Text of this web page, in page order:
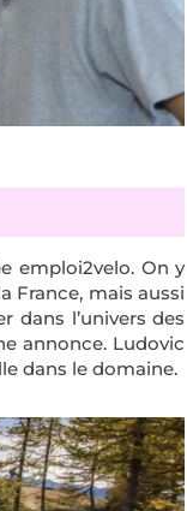
emploi2velo. On y
France, mais aussi
dans l’univers des
annonce. Ludovic
dans le domaine.